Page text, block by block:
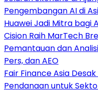
Pengembangan AI di
Huawei Jadi Mitra bagi
Cision Raih MarTech
Pemantauan dan
Pers, dan AEO
Fair Finance Asia
Pendanaan untuk